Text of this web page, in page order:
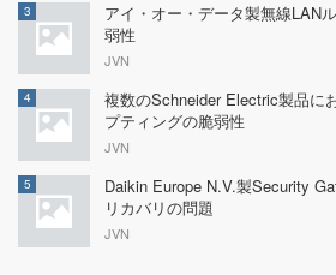
3
アイ・オー・データ製無線LAN
弱性
JVN
4
複数のSchneider Electric製品に
プティングの脆弱性
JVN
5
Daikin Europe N.V.製Security
リカバリの問題
JVN